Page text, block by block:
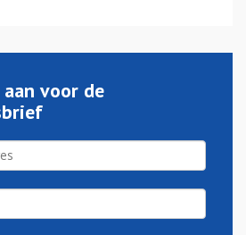
voor de